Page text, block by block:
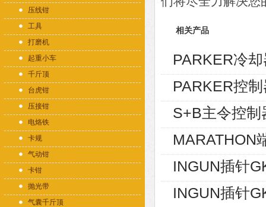
压线钳
工具
打磨机
起重小车
千斤顶
台虎钳
压接钳
电烙铁
卡规
气动钳
卡钳
抛光带
气囊千斤顶
相关产品
PARKER冷
PARKER控
S+B主令控
MARATHON
INGUN插针
INGUN插针